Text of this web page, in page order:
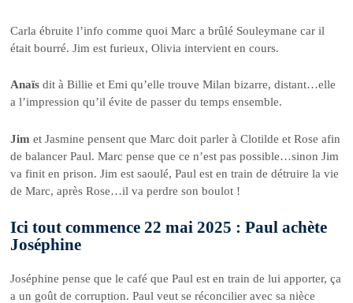
Carla ébruite l’info comme quoi Marc a brûlé Souleymane car il
était bourré. Jim est furieux, Olivia intervient en cours.
Anaïs dit à Billie et Emi qu’elle trouve Milan bizarre, distant…elle
a l’impression qu’il évite de passer du temps ensemble.
Jim et Jasmine pensent que Marc doit parler à Clotilde et Rose afin
de balancer Paul. Marc pense que ce n’est pas possible…sinon Jim
va finit en prison. Jim est saoulé, Paul est en train de détruire la vie
de Marc, après Rose…il va perdre son boulot !
Ici tout commence 22 mai 2025 : Paul achète
Joséphine
Joséphine pense que le café que Paul est en train de lui apporter, ça
a un goût de corruption. Paul veut se réconcilier avec sa nièce